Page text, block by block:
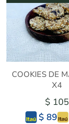
COOKIES DE
X4
$ 105
$ 89